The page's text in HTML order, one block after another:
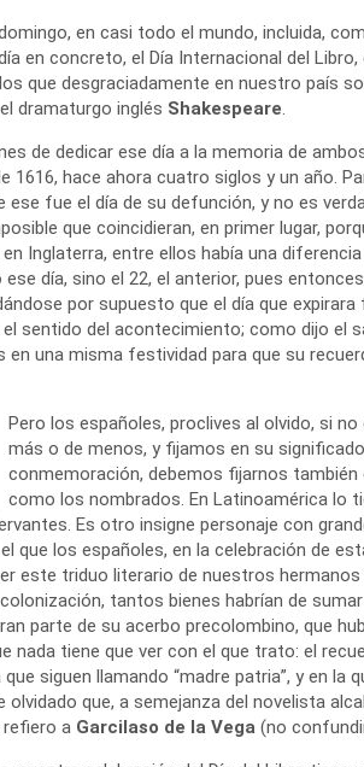
en casi todo el mundo, incluida,
en concreto, el Día Internacional del Libro,
que desgraciadamente en nuestro país
dramaturgo inglés Shakespeare
de dedicar ese día a la memoria de
1616, hace ahora cuatro siglos y un año.
fue el día de su defunción, y no es
que coincidieran, en primer lugar,
Inglaterra, entre ellos había una
día, sino el 22, el anterior, pues
por supuesto que el día que
sentido del acontecimiento; como dijo el
una misma festividad para que su
Pero los españoles, proclives al olvido, si
más o de menos, y fijamos en su
conmemoración, debemos fijarnos
como los nombrados. En Latinoamérica lo
Es otro insigne personaje con
que los españoles, en la celebración de
este triduo literario de nuestros
tantos bienes habrían de
parte de su acerbo precolombino, que
nada tiene que ver con el que trato: el
siguen llamando “madre patria”, y en la
olvidado que, a semejanza del novelista
a Garcilaso de la Vega (no